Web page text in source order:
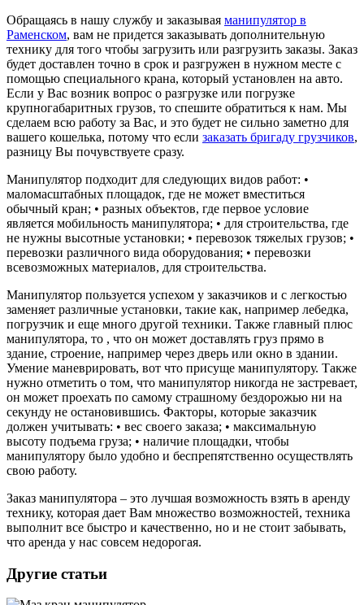
Обращаясь в нашу службу и заказывая манипулятор в
Раменском, вам не придется заказывать дополнительную
технику для того чтобы загрузить или разгрузить заказы. Заказ
будет доставлен точно в срок и разгружен в нужном месте с
помощью специального крана, который установлен на авто.
Если у Вас возник вопрос о разгрузке или погрузке
крупногабаритных грузов, то спешите обратиться к нам. Мы
сделаем всю работу за Вас, и это будет не сильно заметно для
вашего кошелька, потому что если заказать бригаду грузчиков,
разницу Вы почувствуете сразу.
Манипулятор подходит для следующих видов работ: •
маломасштабных площадок, где не может вместиться
обычный кран; • разных объектов, где первое условие
является мобильность манипулятора; • для строительства, где
не нужны высотные установки; • перевозок тяжелых грузов; •
перевозки различного вида оборудования; • перевозки
всевозможных материалов, для строительства.
Манипулятор пользуется успехом у заказчиков и с легкостью
заменяет различные установки, такие как, например лебедка,
погрузчик и еще много другой техники. Также главный плюс
манипулятора, то , что он может доставлять груз прямо в
здание, строение, например через дверь или окно в здании.
Умение маневрировать, вот что присуще манипулятору. Также
нужно отметить о том, что манипулятор никогда не застревает,
он может проехать по самому страшному бездорожью ни на
секунду не остановившись. Факторы, которые заказчик
должен учитывать: • вес своего заказа; • максимальную
высоту подъема груза; • наличие площадки, чтобы
манипулятору было удобно и беспрепятственно осуществлять
свою работу.
Заказ манипулятора – это лучшая возможность взять в аренду
технику, которая дает Вам множество возможностей, техника
выполнит все быстро и качественно, но и не стоит забывать,
что аренда у нас совсем недорогая.
Другие статьи